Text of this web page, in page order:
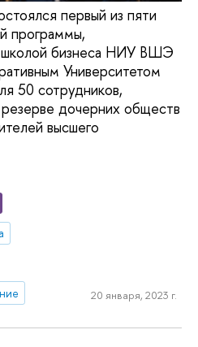
первый из пяти
программы,
школой бизнеса НИУ ВШЭ
Университетом
50 сотрудников,
дочерних обществ
высшего
20 января, 2023 г.